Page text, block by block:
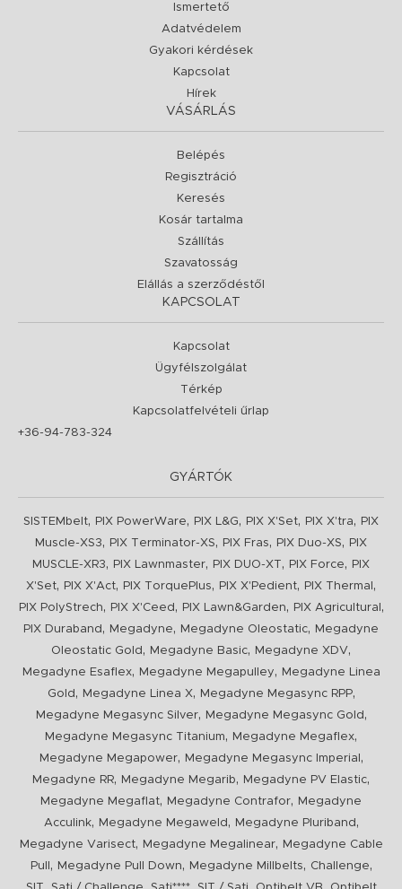
Ismertető
Adatvédelem
Gyakori kérdések
Kapcsolat
Hírek
VÁSÁRLÁS
Belépés
Regisztráció
Keresés
Kosár tartalma
Szállítás
Szavatosság
Elállás a szerződéstől
KAPCSOLAT
Kapcsolat
Ügyfélszolgálat
Térkép
Kapcsolatfelvételi űrlap
+36-94-783-324
GYÁRTÓK
SISTEMbelt, PIX PowerWare, PIX L&G, PIX X'Set, PIX X'tra,
PIX
Muscle-XS3, PIX Terminator-XS, PIX Fras, PIX Duo-XS,
PIX
MUSCLE-XR3, PIX Lawnmaster, PIX DUO-XT, PIX Force,
PIX
X'Set, PIX X'Act, PIX TorquePlus, PIX X'Pedient, PIX Thermal ,
PIX PolyStrech, PIX X'Ceed , PIX Lawn&Garden, PIX Agricultural ,
PIX Duraband , Megadyne, Megadyne Oleostatic,
Megadyne
Oleostatic Gold , Megadyne Basic, Megadyne XDV,
Megadyne Esaflex, Megadyne Megapulley,
Megadyne Linea
Gold , Megadyne Linea X, Megadyne Megasync RPP,
Megadyne Megasync Silver, Megadyne Megasync Gold ,
Megadyne Megasync Titanium, Megadyne Megaflex,
Megadyne Megapower, Megadyne Megasync Imperial ,
Megadyne RR, Megadyne Megarib, Megadyne PV Elastic,
Megadyne Megaflat, Megadyne Contrafor,
Megadyne
Acculink, Megadyne Megaweld , Megadyne Pluriband ,
Megadyne Varisect, Megadyne Megalinear,
Megadyne Cable
Pull
, Megadyne Pull Down, Megadyne Millbelts, Challenge,
,